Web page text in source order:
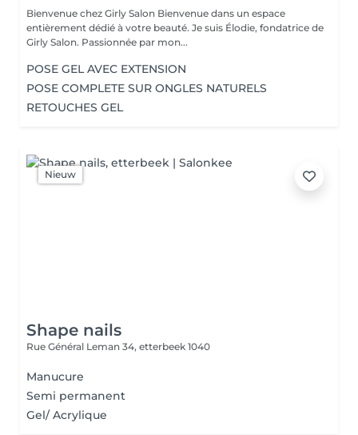
Bienvenue chez Girly Salon Bienvenue dans un espace
entièrement dédié à votre beauté. Je suis Élodie, fondatrice de
Girly Salon. Passionnée par mon...
POSE GEL AVEC EXTENSION
POSE COMPLETE SUR ONGLES NATURELS
RETOUCHES GEL
Nieuw
Shape nails
Rue Général Leman 34, etterbeek 1040
Manucure
Semi permanent
Gel/ Acrylique